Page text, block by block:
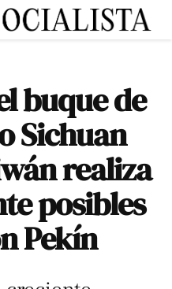
buque de
Sichuan
realiza
posibles
Pekín